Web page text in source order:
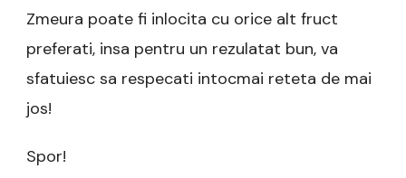
Zmeura poate fi inlocita cu orice alt fruct
preferati, insa pentru un rezulatat bun, va
sfatuiesc sa respecati intocmai reteta de mai
jos!
Spor!